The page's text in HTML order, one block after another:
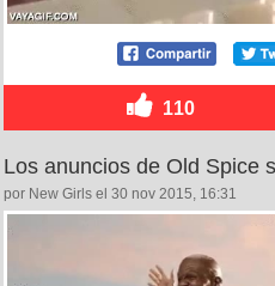
110
Los anuncios de Old Spice
por New Girls el 30 nov 2015, 16:31